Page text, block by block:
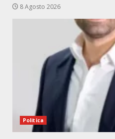
8 Agosto 2026
Politica